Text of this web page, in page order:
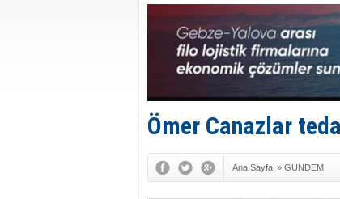
Ömer Canazlar
Ana Sayfa » GÜNDEM